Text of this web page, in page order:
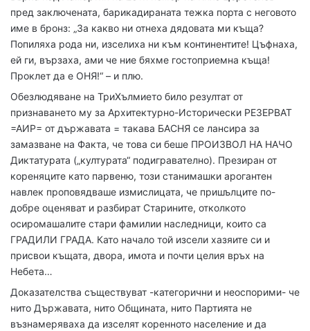
пред заключената, барикадираната тежка порта с неговото
име в бронз: „За какво ни отнеха дядовата ми къща?
Попиляха рода ни, изселиха ни към континентите! Цъфнаха,
ей ги, вързаха, ами че ние бяхме гостоприемна къща!
Проклет да е ОНЯ!“ – и плю.
Обезлюдяване на ТриХълмието било резултат от
признаването му за Архитектурно-Исторически РЕЗЕРВАТ
=АИР= от държавата = такава БАСНЯ се лансира за
замазване на Факта, че това си беше ПРОИЗВОЛ НА НАЧО
Диктатурата („културата“ подигравателно). Презиран от
кореняците като парвеню, този станимашки арогантен
навлек проповядваше измислицата, че пришълците по-
добре оценяват и разбират Старините, отколкото
осиромашалите стари фамилии наследници, които са
ГРАДИЛИ ГРАДА. Като начало той изсели хазяите си и
присвои къщата, двора, имота и почти целия връх на
Небета…
Доказателства съществуват -категорични и неоспорими- че
нито Държавата, нито Общината, нито Партията не
възнамеряваха да изселят коренното население и да